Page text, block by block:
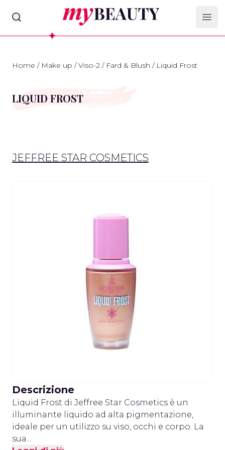
myBeauty
Home / Make up / Viso-2 / Fard & Blush / Liquid Frost
LIQUID FROST
JEFFREE STAR COSMETICS
Descrizione
Liquid Frost di Jeffree Star Cosmetics è un
illuminante liquido ad alta pigmentazione,
ideale per un utilizzo su viso, occhi e corpo. La
sua...